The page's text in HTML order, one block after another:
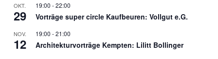
OKT.
29
19:00 -22:00
Vorträge super circle Kaufbeuren: Vollgut e.G.
NOV.
12
19:00 -21:00
Architekturvorträge Kempten: Lilitt Bollinger